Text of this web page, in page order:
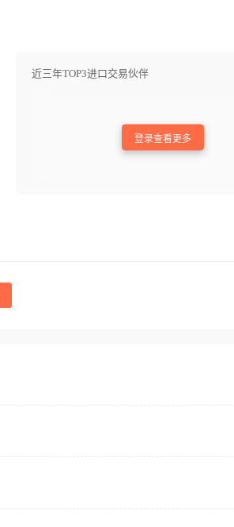
近三年TOP3进口交易伙伴
登录查看更多